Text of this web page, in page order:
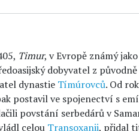
Timur, v Evropě známý jako
dobyvatel z
dynastie Tímúrovců. Od
postavil ve spojenectví s
povstání serbedárů v
celou Transoxanii, přidal